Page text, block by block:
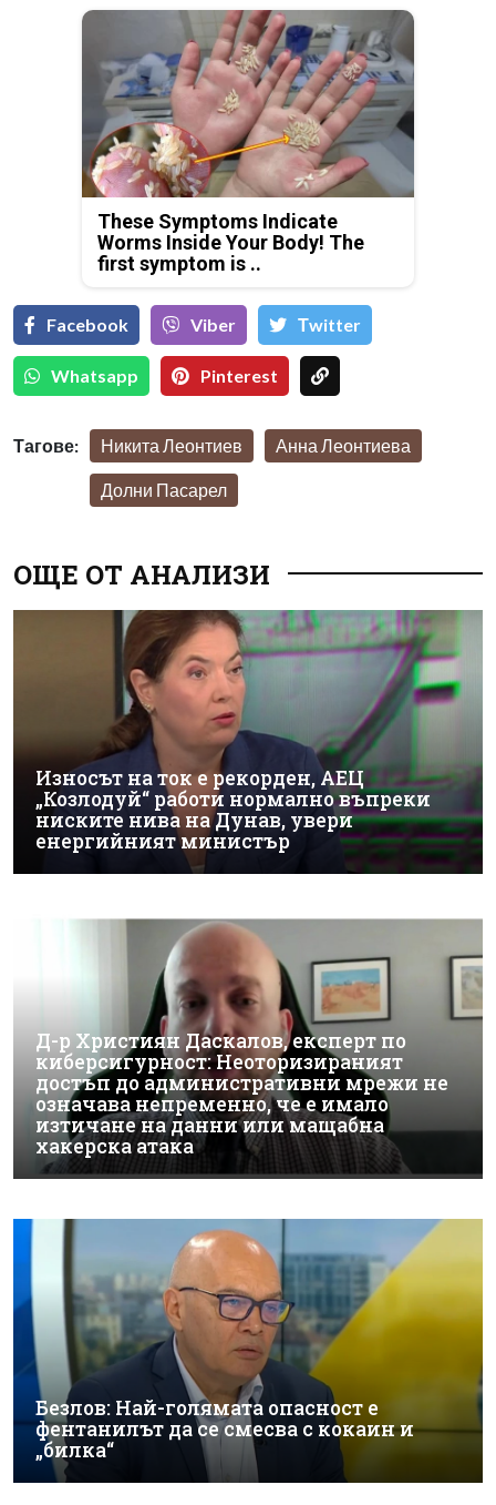
These Symptoms Indicate
Worms Inside Your Body! The
first symptom is ..
Facebook Viber Тwitter
Whatsapp Pinterest
Тагове: Никита Леонтиев Анна Леонтиева
Долни Пасарел
ОЩЕ ОТ АНАЛИЗИ
Износът на ток е рекорден, АЕЦ
„Козлодуй“ работи нормално въпреки
ниските нива на Дунав, увери
енергийният министър
Д-р Християн Даскалов, експерт по
киберсигурност: Неоторизираният
достъп до административни мрежи не
означава непременно, че е имало
изтичане на данни или мащабна
хакерска атака
Безлов: Най-голямата опасност е
фентанилът да се смесва с кокаин и
„билка“